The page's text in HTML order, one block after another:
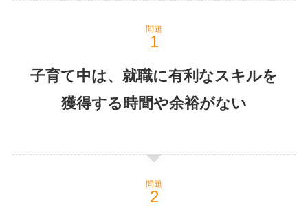
問題
子育て中は、就職に有利なスキルを
獲得する時間や余裕がない
問題